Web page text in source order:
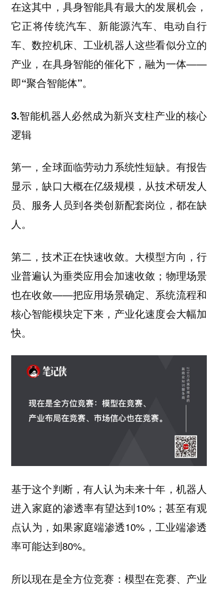
在这其中，具身智能具有最大的发展机会，
它正将传统汽车、新能源汽车、电动自行
车、数控机床、工业机器人这些看似分立的
产业，在具身智能的催化下，融为一体——
即“聚合智能体”。
3.智能机器人必然成为新兴支柱产业的核心
逻辑
第一，全球面临劳动力系统性短缺。有报告
显示，缺口大概在亿级规模，从技术研发人
员、服务人员到各类创新配套岗位，都在缺
人。
第二，技术正在快速收敛。大模型方向，行
业普遍认为垂类应用会加速收敛；物理场景
也在收敛——把应用场景确定、系统流程和
核心智能模块定下来，产业化速度会大幅加
快。
基于这个判断，有人认为未来十年，机器人
进入家庭的渗透率有望达到10%；甚至有观
点认为，如果家庭端渗透10%，工业端渗透
率可能达到80%。
所以现在是全方位竞赛：模型在竞赛、产业